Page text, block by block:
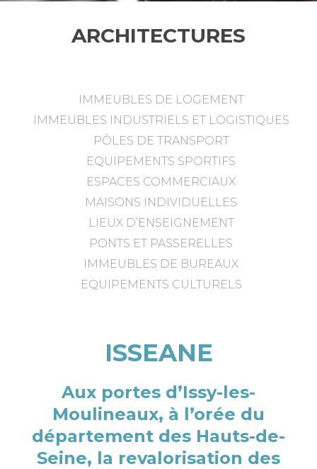
ARCHITECTURES
IMMEUBLES DE LOGEMENT
IMMEUBLES INDUSTRIELS ET LOGISTIQUES
PÔLES DE TRANSPORT
EQUIPEMENTS SPORTIFS
ESPACES COMMERCIAUX
MAISONS INDIVIDUELLES
LIEUX D’ENSEIGNEMENT
PONTS ET PASSERELLES
IMMEUBLES DE BUREAUX
EQUIPEMENTS CULTURELS
ISSEANE
Aux portes d’Issy-les-
Moulineaux, à l’orée du
département des Hauts-de-
Seine, la revalorisation des